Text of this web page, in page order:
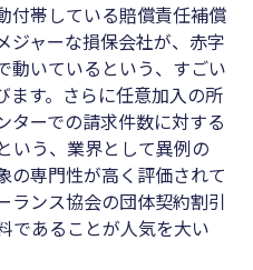
付帯している賠償責任補償
ジャーな損保会社が、赤字
動いているという、すごい
ます。さらに任意加入の所
ターでの請求件数に対する
いう、業界として異例の
の専門性が高く評価されて
ランス協会の団体契約割引
であることが人気を大い